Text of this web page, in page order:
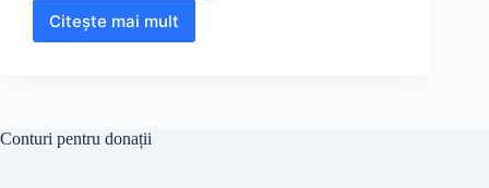
Citește mai mult
Concert
Tiberius
Conturi pentru donații